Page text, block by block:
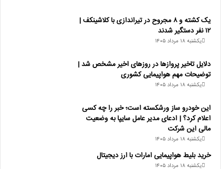
یک کشته و ۸ مجروح در تیراندازی با کلاشینکف |
۱۲ نفر دستگیر شدند
یکشنبه ۱۸ مرداد ۱۴۰۵
دلایل تاخیر پروازها در روزهای اخیر مشخص شد |
توضیحات مهم هواپیمایی کشوری
یکشنبه ۱۸ مرداد ۱۴۰۵
این خودرو ساز ورشکسته است؛ خبر را چه کسی
اعلام کرد؟ | ادعای مدیر عامل سایپا به وضعیت
مالی این شرکت
یکشنبه ۱۸ مرداد ۱۴۰۵
خرید بلیط هواپیمایی امارات با ارز دیجیتال
یکشنبه ۱۸ مرداد ۱۴۰۵